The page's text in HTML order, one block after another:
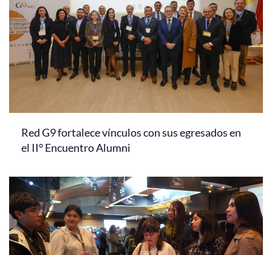
Red G9 fortalece vínculos con sus egresados en
el II° Encuentro Alumni